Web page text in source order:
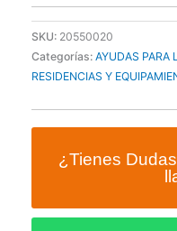
SKU: 20550020
Categorías: AYUDAS PARA
RESIDENCIAS Y
¿Tienes